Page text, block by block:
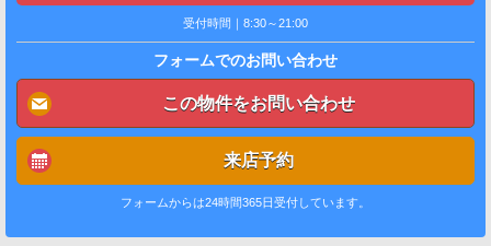
受付時間｜8:30～21:00
フォームでのお問い合わせ
この物件をお問い合わせ
来店予約
フォームからは24時間365日受付しています。